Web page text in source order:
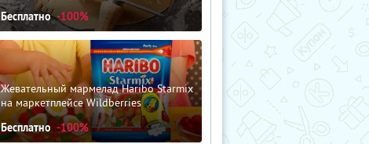
Бесплатно -100%
Жевательный мармелад Haribo Starmix
на маркетплейсе Wildberries
Бесплатно -100%